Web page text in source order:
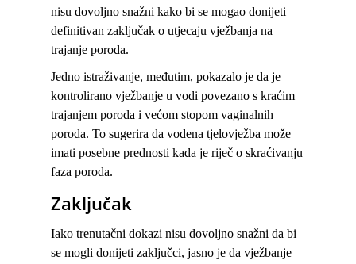
nisu dovoljno snažni kako bi se mogao donijeti
definitivan zaključak o utjecaju vježbanja na
trajanje poroda.
Jedno istraživanje, međutim, pokazalo je da je
kontrolirano vježbanje u vodi povezano s kraćim
trajanjem poroda i većom stopom vaginalnih
poroda. To sugerira da vodena tjelovježba može
imati posebne prednosti kada je riječ o skraćivanju
faza poroda.
Zaključak
Iako trenutačni dokazi nisu dovoljno snažni da bi
se mogli donijeti zaključci, jasno je da vježbanje